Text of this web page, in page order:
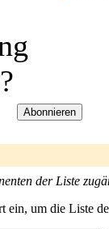
der Liste
ein, um die Liste